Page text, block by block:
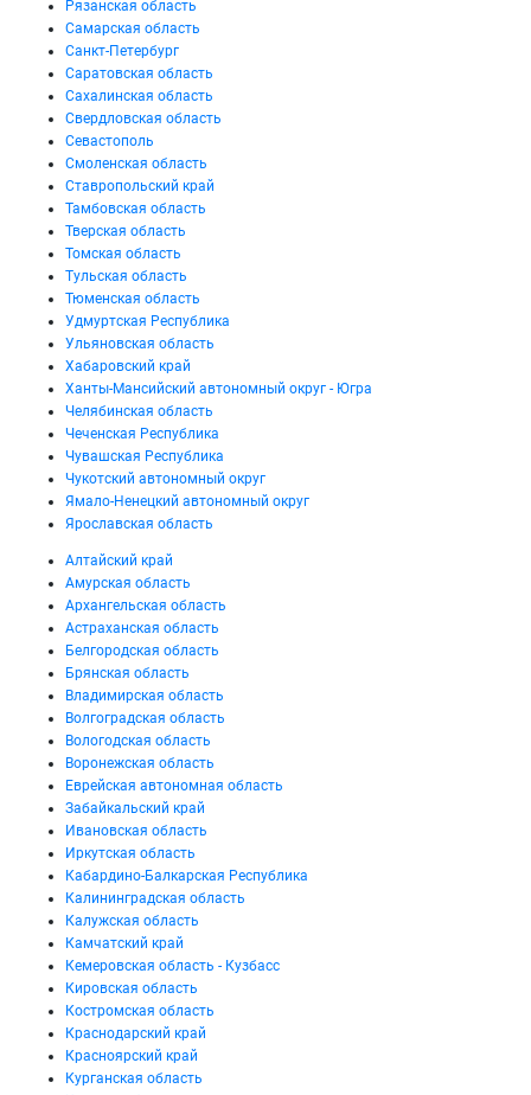
Рязанская область
Самарская область
Санкт-Петербург
Саратовская область
Сахалинская область
Свердловская область
Севастополь
Смоленская область
Ставропольский край
Тамбовская область
Тверская область
Томская область
Тульская область
Тюменская область
Удмуртская Республика
Ульяновская область
Хабаровский край
Ханты-Мансийский автономный округ - Югра
Челябинская область
Чеченская Республика
Чувашская Республика
Чукотский автономный округ
Ямало-Ненецкий автономный округ
Ярославская область
Алтайский край
Амурская область
Архангельская область
Астраханская область
Белгородская область
Брянская область
Владимирская область
Волгоградская область
Вологодская область
Воронежская область
Еврейская автономная область
Забайкальский край
Ивановская область
Иркутская область
Кабардино-Балкарская Республика
Калининградская область
Калужская область
Камчатский край
Кемеровская область - Кузбасс
Кировская область
Костромская область
Краснодарский край
Красноярский край
Курганская область